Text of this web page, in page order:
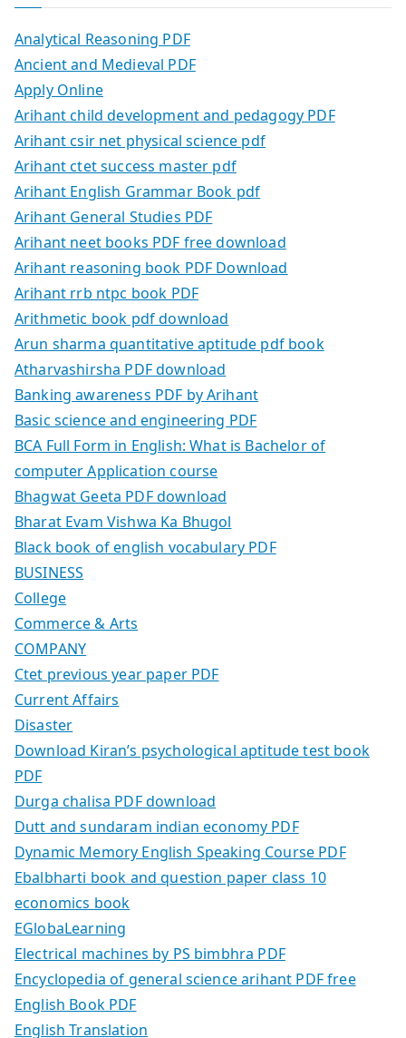
Analytical Reasoning PDF
Ancient and Medieval PDF
Apply Online
Arihant child development and pedagogy PDF
Arihant csir net physical science pdf
Arihant ctet success master pdf
Arihant English Grammar Book pdf
Arihant General Studies PDF
Arihant neet books PDF free download
Arihant reasoning book PDF Download
Arihant rrb ntpc book PDF
Arithmetic book pdf download
Arun sharma quantitative aptitude pdf book
Atharvashirsha PDF download
Banking awareness PDF by Arihant
Basic science and engineering PDF
BCA Full Form in English: What is Bachelor of
computer Application course
Bhagwat Geeta PDF download
Bharat Evam Vishwa Ka Bhugol
Black book of english vocabulary PDF
BUSINESS
College
Commerce & Arts
COMPANY
Ctet previous year paper PDF
Current Affairs
Disaster
Download Kiran’s psychological aptitude test book
PDF
Durga chalisa PDF download
Dutt and sundaram indian economy PDF
Dynamic Memory English Speaking Course PDF
Ebalbharti book and question paper class 10
economics book
EGlobaLearning
Electrical machines by PS bimbhra PDF
Encyclopedia of general science arihant PDF free
English Book PDF
English Translation